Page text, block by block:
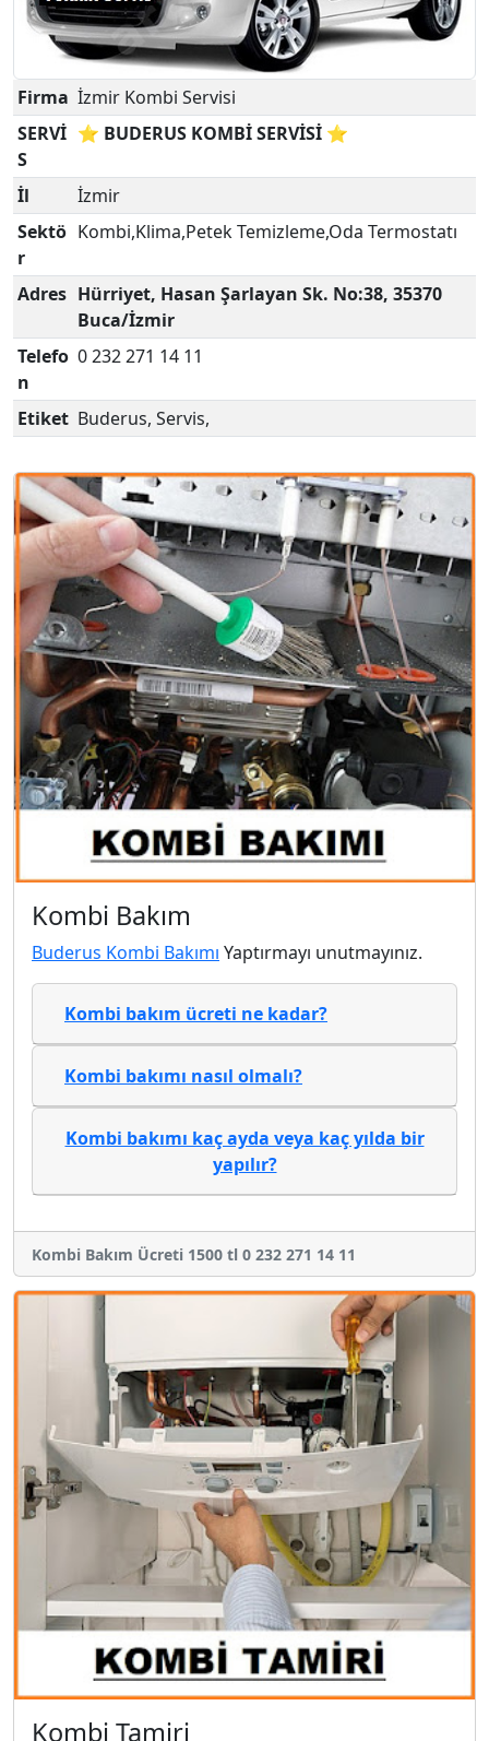
Firma İzmir Kombi Servisi
SERVİ
S
⭐ BUDERUS KOMBİ SERVİSİ ⭐
İl
İzmir
Sektö
r
Kombi,Klima,Petek Temizleme,Oda Termostatı
Adres Hürriyet, Hasan Şarlayan Sk. No:38, 35370
Buca/İzmir
Telefo
n
0 232 271 14 11
Etiket Buderus, Servis,
Kombi Bakım
Buderus Kombi Bakımı Yaptırmayı unutmayınız.
Kombi bakım ücreti ne kadar?
Kombi bakımı nasıl olmalı?
Kombi bakımı kaç ayda veya kaç yılda bir
yapılır?
Kombi Bakım Ücreti 1500 tl 0 232 271 14 11
Kombi Tamiri